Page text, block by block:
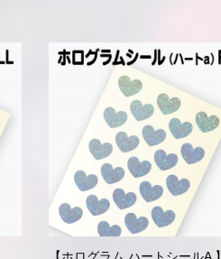
【ホログラム ハートシールA 】